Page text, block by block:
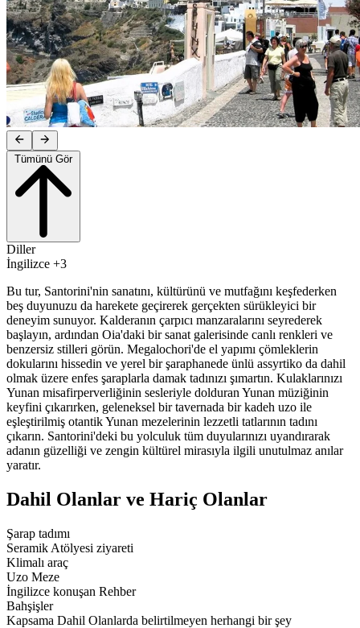
Tümünü Gör
Diller
İngilizce +3
Bu tur, Santorini'nin sanatını, kültürünü ve mutfağını keşfederken
beş duyunuzu da harekete geçirerek gerçekten sürükleyici bir
deneyim sunuyor. Kalderanın çarpıcı manzaralarını seyrederek
başlayın, ardından Oia'daki bir sanat galerisinde canlı renkleri ve
benzersiz stilleri görün. Megalochori'de el yapımı çömleklerin
dokularını hissedin ve yerel bir şaraphanede ünlü assyrtiko da dahil
olmak üzere enfes şaraplarla damak tadınızı şımartın. Kulaklarınızı
Yunan misafirperverliğinin sesleriyle dolduran Yunan müziğinin
keyfini çıkarırken, geleneksel bir tavernada bir kadeh uzo ile
eşleştirilmiş otantik Yunan mezelerinin lezzetli tatlarının tadını
çıkarın. Santorini'deki bu yolculuk tüm duyularınızı uyandırarak
adanın güzelliği ve zengin kültürel mirasıyla ilgili unutulmaz anılar
yaratır.
Dahil Olanlar ve Hariç Olanlar
Şarap tadımı
Seramik Atölyesi ziyareti
Klimalı araç
Uzo Meze
İngilizce konuşan Rehber
Bahşişler
Kapsama Dahil Olanlarda belirtilmeyen herhangi bir şey